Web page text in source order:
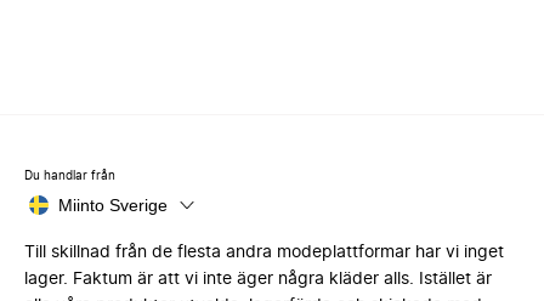
Du handlar från
Miinto Sverige
Till skillnad från de flesta andra modeplattformar har vi inget
lager. Faktum är att vi inte äger några kläder alls. Istället är